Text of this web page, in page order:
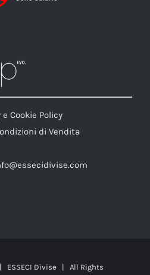
e Cookie Policy
di Vendita
ESSECI Divise | All Rights